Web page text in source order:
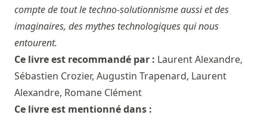
compte de tout le techno-solutionnisme aussi et des
imaginaires, des mythes technologiques qui nous
entourent.
Ce livre est recommandé par : Laurent Alexandre,
Sébastien Crozier, Augustin Trapenard, Laurent
Alexandre, Romane Clément
Ce livre est mentionné dans :